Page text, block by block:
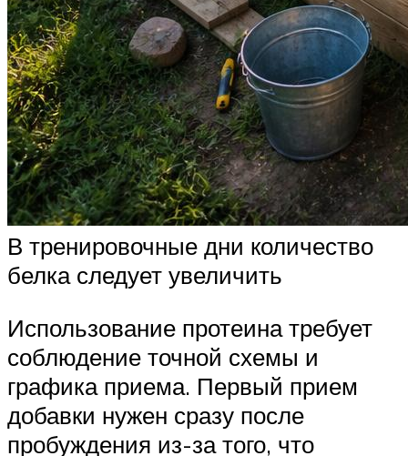
В тренировочные дни количество
белка следует увеличить
Использование протеина требует
соблюдение точной схемы и
графика приема. Первый прием
добавки нужен сразу после
пробуждения из-за того, что